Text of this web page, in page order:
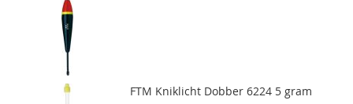
FTM Kniklicht Dobber 6224 5 gram